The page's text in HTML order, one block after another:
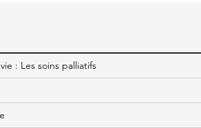
: Les soins palliatifs